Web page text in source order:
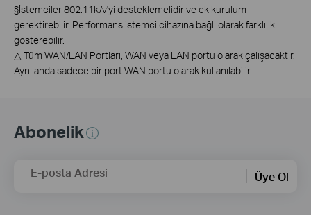
§İstemciler 802.11k/v'yi desteklemelidir ve ek kurulum
gerektirebilir. Performans istemci cihazına bağlı olarak farklılık
gösterebilir.
△ Tüm WAN/LAN Portları, WAN veya LAN portu olarak çalışacaktır.
Aynı anda sadece bir port WAN portu olarak kullanılabilir.
Abonelik
E-posta Adresi Üye Ol